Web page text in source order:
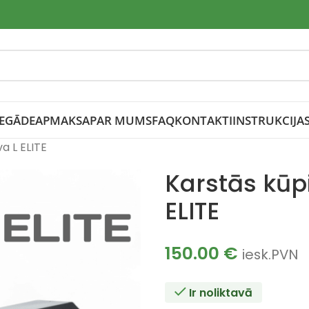
APMAKSAPAR MUMSFAQKONTAKTI
L ELITE
Karstās
ELITE
150.00 € iesk.PVN
Ir noliktavā